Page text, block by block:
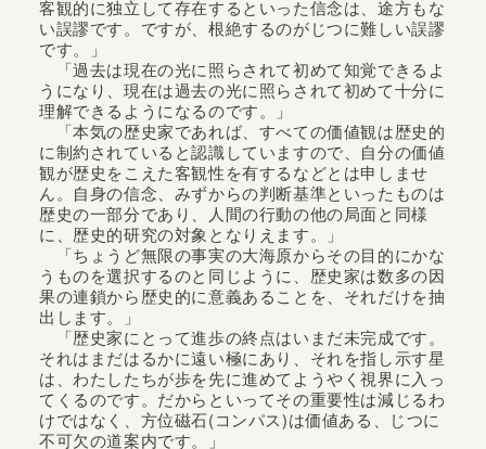
客観的に独立して存在するといった信念は、途方もな
い誤謬です。ですが、根絶するのがじつに難しい誤謬
です。」
「過去は現在の光に照らされて初めて知覚できるよ
うになり、現在は過去の光に照らされて初めて十分に
理解できるようになるのです。」
「本気の歴史家であれば、すべての価値観は歴史的
に制約されていると認識していますので、自分の価値
観が歴史をこえた客観性を有するなどとは申しませ
ん。自身の信念、みずからの判断基準といったものは
歴史の一部分であり、人間の行動の他の局面と同様
に、歴史的研究の対象となりえます。」
「ちょうど無限の事実の大海原からその目的にかな
うものを選択するのと同じように、歴史家は数多の因
果の連鎖から歴史的に意義あることを、それだけを抽
出します。」
「歴史家にとって進歩の終点はいまだ未完成です。
それはまだはるかに遠い極にあり、それを指し示す星
は、わたしたちが歩を先に進めてようやく視界に入っ
てくるのです。だからといってその重要性は減じるわ
けではなく、方位磁石(コンパス)は価値ある、じつに
不可欠の道案内です。」